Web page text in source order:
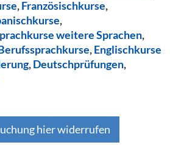
,Französischkurse,
,
weitere Sprachen,
,Englischkurse
,Deutschprüfungen,
hier widerrufen